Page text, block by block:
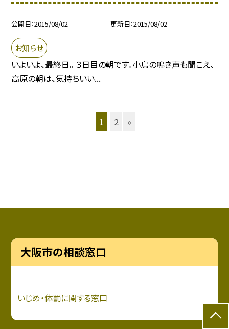
公開日 2015/08/02 更新日 2015/08/02
お知らせ
いよいよ、最終日。 ３日目の朝です。小鳥の鳴き声も聞こえ、
高原の朝は、気持ちいい...
1 2 »
大阪市の相談窓口
いじめ・体罰に関する窓口